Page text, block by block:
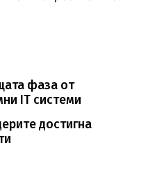
фаза от
IT системи
достигна